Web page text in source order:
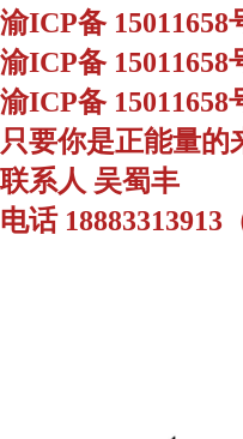
渝ICP备 15011658
渝ICP备 15011658
渝ICP备 15011658
只要你是正能量的
联系人 吴蜀丰
电话 18883313913